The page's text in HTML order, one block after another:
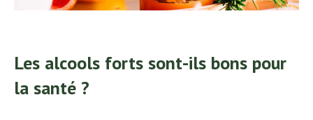
Les alcools forts sont-ils bons pour
la santé ?